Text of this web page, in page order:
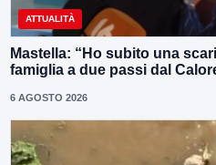
ATTUALITÀ
Mastella: “Ho subito una
famiglia a due passi dal
6 AGOSTO 2026